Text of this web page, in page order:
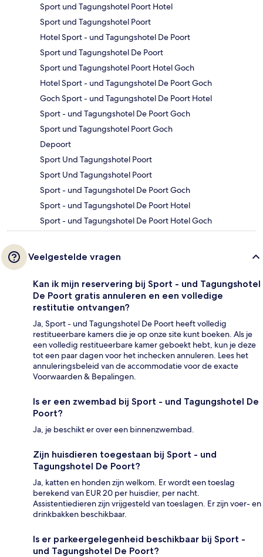
Sport und Tagungshotel Poort Hotel
Sport und Tagungshotel Poort
Hotel Sport - und Tagungshotel De Poort
Sport und Tagungshotel De Poort
Sport und Tagungshotel Poort Hotel Goch
Hotel Sport - und Tagungshotel De Poort Goch
Goch Sport - und Tagungshotel De Poort Hotel
Sport - und Tagungshotel De Poort Goch
Sport und Tagungshotel Poort Goch
Depoort
Sport Und Tagungshotel Poort
Sport Und Tagungshotel Poort
Sport - und Tagungshotel De Poort Goch
Sport - und Tagungshotel De Poort Hotel
Sport - und Tagungshotel De Poort Hotel Goch
Veelgestelde vragen
Kan ik mijn reservering bij Sport - und Tagungshotel
De Poort gratis annuleren en een volledige
restitutie ontvangen?
Ja, Sport - und Tagungshotel De Poort heeft volledig
restitueerbare kamers die je op onze site kunt boeken. Als je
een volledig restitueerbare kamer geboekt hebt, kun je deze
tot een paar dagen voor het inchecken annuleren. Lees het
annuleringsbeleid van de accommodatie voor de exacte
Voorwaarden & Bepalingen.
Is er een zwembad bij Sport - und Tagungshotel De
Poort?
Ja, je beschikt er over een binnenzwembad.
Zijn huisdieren toegestaan bij Sport - und
Tagungshotel De Poort?
Ja, katten en honden zijn welkom. Er wordt een toeslag
berekend van EUR 20 per huisdier, per nacht.
Assistentiedieren zijn vrijgesteld van toeslagen. Er zijn voer- en
drinkbakken beschikbaar.
Is er parkeergelegenheid beschikbaar bij Sport -
und Tagungshotel De Poort?